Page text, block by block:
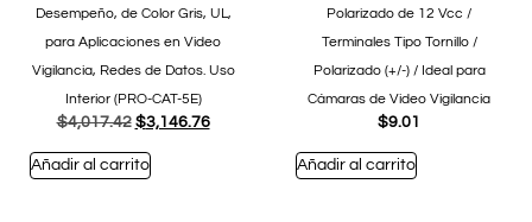
Desempeño, de Color Gris, UL,
para Aplicaciones en Video
Vigilancia, Redes de Datos. Uso
Interior (PRO-CAT-5E)
$4,017.42 $3,146.76
Añadir al carrito
Polarizado de 12 Vcc /
Terminales Tipo Tornillo /
Polarizado (+/-) / Ideal para
Cámaras de Video Vigilancia
$9.01
Añadir al carrito